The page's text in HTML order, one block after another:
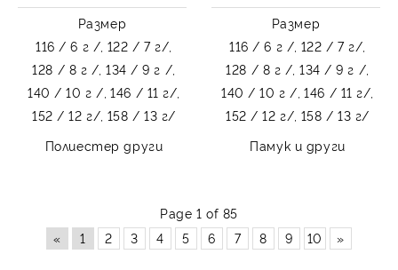
Размер
116 / 6 г /, 122 / 7 г/,
128 / 8 г /, 134 / 9 г /,
140 / 10 г /, 146 / 11 г/,
152 / 12 г/, 158 / 13 г/
Полиестер други
Размер
116 / 6 г /, 122 / 7 г/,
128 / 8 г /, 134 / 9 г /,
140 / 10 г /, 146 / 11 г/,
152 / 12 г/, 158 / 13 г/
Памук и други
Page 1 of 85
«
1 2 3 4 5 6 7 8 9 10 »